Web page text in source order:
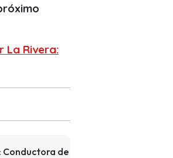
La Rivera:
Conductora de